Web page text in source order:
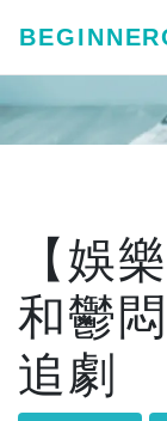
【娛
和鬱
追劇